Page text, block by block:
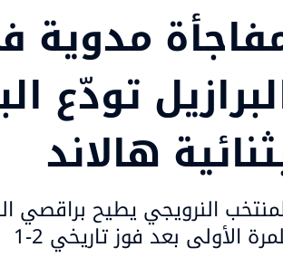
مدوية
تودّع
هالاند
النرويجي يطيح براقصي
الأولى بعد فوز تاريخي 2-1